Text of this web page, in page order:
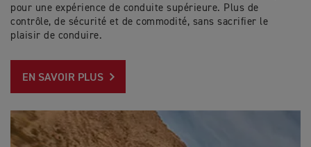
pour une expérience de conduite supérieure. Plus de
contrôle, de sécurité et de commodité, sans sacrifier le
plaisir de conduire.
EN SAVOIR PLUS